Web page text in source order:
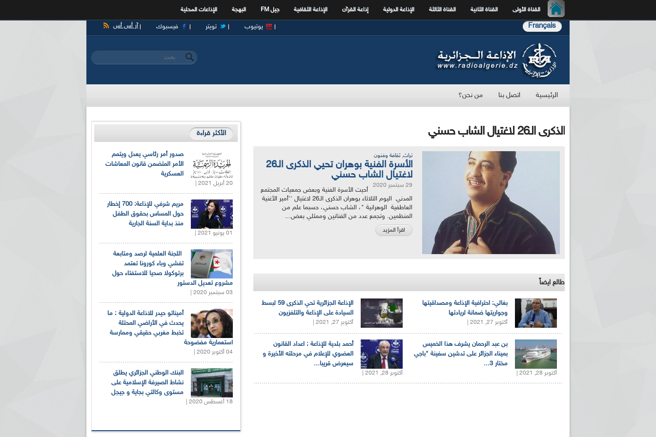
القناة الأولى القناة الثانية القناة الثالثة الإذاعة الدولية إذاعة القرآن الإذاعة الثقافية جيل FM البهجة الإذاعات المحلية
Français آر أس أس فيسبوك تويتر يوتيوب
استمارة البحث
‏بحث ‏
الرئيسية اتصل بنا من نحن؟
الذكرى الـ26 لاغتيال الشاب حسني
تراث,ثقافة وفنون
الأسرة الفنية بوهران تحيي الذكرى الـ26
لاغتيال الشاب حسني
29 سبتمبر 2020
أحيت الأسرة الفنية وبعض جمعيات المجتمع
المدني اليوم الثلاثاء بوهران الذكرى الـ26 لاغتيال ''أمير الأغنية
العاطفية الوهرانية "، الشاب حسني، حسبما علم من
المنظمين. وتجمع عدد من الفنانين وممثلي بعض...
اقرأ المزيد
طالع ايضاً
الإذاعة الجزائرية تحي الذكرى 59 لبسط
السيادة على الإذاعة والتلفزيون
أكتوبر 27, 2021 |
بغالي: احترافية الإذاعة ومصداقيتها
وجواريتها ضمانة لريادتها
أكتوبر 27, 2021 |
أحمد بلدية للإذاعة : اعداد القانون
العضوي للإعلام في مرحلته الأخيرة و
سيعرض قريبا...
أكتوبر 28, 2021 |
بن عبد الرحمان يشرف هذا الخميس
بميناء الجزائر على تدشين سفينة "باجي
مختار 3...
أكتوبر 28, 2021 |
الأكثر قراءة
صدور أمر رئاسي يعدل ويتمم
الأمر المتضمن قانون المعاشات
العسكرية
20 أبريل 2021 |
مريم شرفي للإذاعة: 700 إخطار
حول المساس بحقوق الطفل
منذ بداية السنة الجارية
01 يونيو 2021 |
اللجنة العلمية لرصد ومتابعة
تفشي وباء كورونا تعتمد
برتوكولا صحيا للاستفتاء حول
مشروع تعديل الدستور
03 سبتمبر 2020 |
أميناتو حيدر للاذاعة الدولية : ما
يحدث في الأراضي المحتلة
تخبط مغربي حقيقي وممارسة
استعمارية مفضوحة
04 أكتوبر 2020 |
البنك الوطني الجزائري يطلق
نشاط الصيرفة الإسلامية على
مستوى وكالتي بجاية و جيجل
18 أغسطس 2020 |